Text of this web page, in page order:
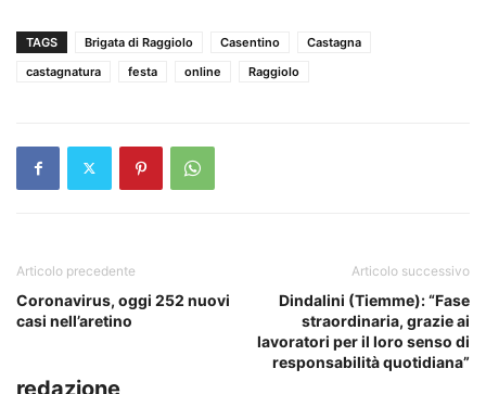
TAGS Brigata di Raggiolo Casentino
Castagna
castagnatura
festa online Raggiolo
Articolo precedente
Coronavirus, oggi 252 nuovi
casi nell’aretino
Articolo successivo
Dindalini (Tiemme): “Fase
straordinaria, grazie ai
lavoratori per il loro senso di
responsabilità quotidiana”
redazione